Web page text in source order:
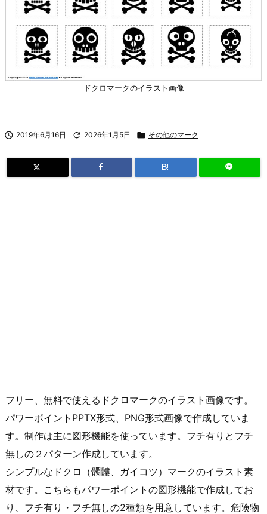
ドクロマークのイラスト画像
 2019年6月16日  2026年1月5日  その他のマーク
B!
フリー、無料で使えるドクロマークのイラスト画像です。
パワーポイントPPTX形式、PNG形式画像で作成していま
す。制作は主に図形機能を使っています。フチ有りとフチ
無しの２パターン作成しています。
シンプルなドクロ（髑髏、ガイコツ）マークのイラスト素
材です。こちらもパワーポイントの図形機能で作成してお
り、フチ有り・フチ無しの2種類を用意しています。危険物